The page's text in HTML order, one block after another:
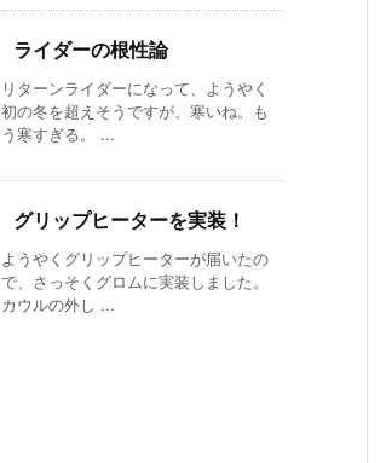
ライダーの根性論
リターンライダーになって、ようやく
初の冬を超えそうですが、寒いね。も
う寒すぎる。 ...
グリップヒーターを実装！
ようやくグリップヒーターが届いたの
で、さっそくグロムに実装しました。
カウルの外し ...